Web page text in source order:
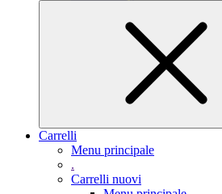
Carrelli
Menu principale
.
Carrelli nuovi